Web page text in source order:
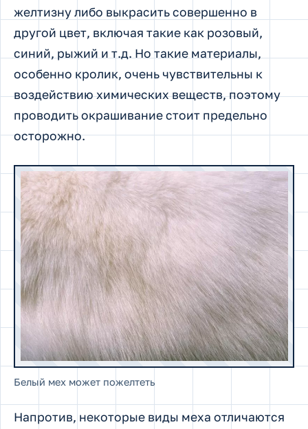
желтизну либо выкрасить совершенно в
другой цвет, включая такие как розовый,
синий, рыжий и т.д. Но такие материалы,
особенно кролик, очень чувствительны к
воздействию химических веществ, поэтому
проводить окрашивание стоит предельно
осторожно.
Белый мех может пожелтеть
Напротив, некоторые виды меха отличаются